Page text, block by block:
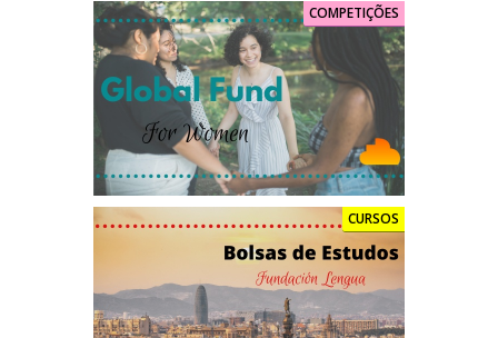
COMPETIÇÕES
CURSOS